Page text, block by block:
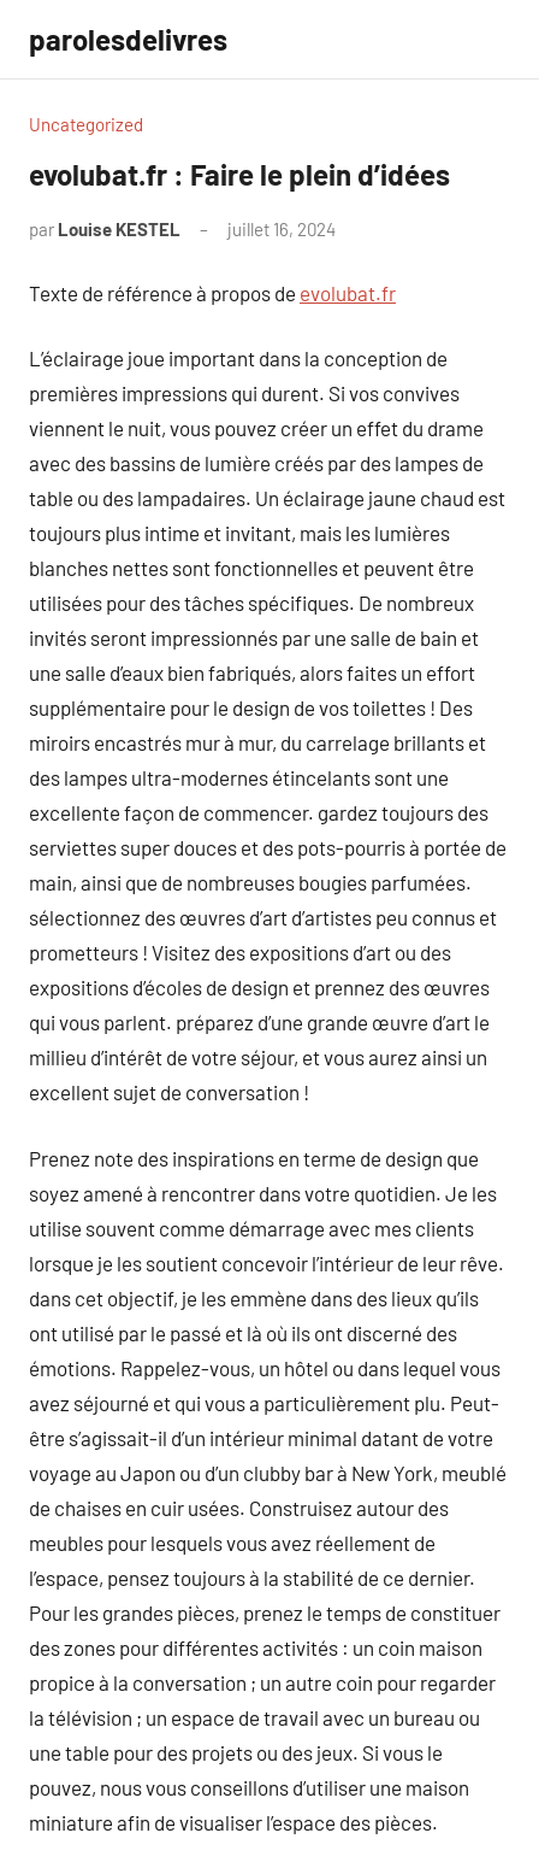
contenu
parolesdelivres
Uncategorized
evolubat.fr : Faire le plein d’idées
par Louise KESTEL juillet 16, 2024
Texte de référence à propos de evolubat.fr
L’éclairage joue important dans la conception de
premières impressions qui durent. Si vos convives
viennent le nuit, vous pouvez créer un effet du drame
avec des bassins de lumière créés par des lampes de
table ou des lampadaires. Un éclairage jaune chaud est
toujours plus intime et invitant, mais les lumières
blanches nettes sont fonctionnelles et peuvent être
utilisées pour des tâches spécifiques. De nombreux
invités seront impressionnés par une salle de bain et
une salle d’eaux bien fabriqués, alors faites un effort
supplémentaire pour le design de vos toilettes ! Des
miroirs encastrés mur à mur, du carrelage brillants et
des lampes ultra-modernes étincelants sont une
excellente façon de commencer. gardez toujours des
serviettes super douces et des pots-pourris à portée de
main, ainsi que de nombreuses bougies parfumées.
sélectionnez des œuvres d’art d’artistes peu connus et
prometteurs ! Visitez des expositions d’art ou des
expositions d’écoles de design et prennez des œuvres
qui vous parlent. préparez d’une grande œuvre d’art le
millieu d’intérêt de votre séjour, et vous aurez ainsi un
excellent sujet de conversation !
Prenez note des inspirations en terme de design que
soyez amené à rencontrer dans votre quotidien. Je les
utilise souvent comme démarrage avec mes clients
lorsque je les soutient concevoir l’intérieur de leur rêve.
dans cet objectif, je les emmène dans des lieux qu’ils
ont utilisé par le passé et là où ils ont discerné des
émotions. Rappelez-vous, un hôtel ou dans lequel vous
avez séjourné et qui vous a particulièrement plu. Peut-
être s’agissait-il d’un intérieur minimal datant de votre
voyage au Japon ou d’un clubby bar à New York, meublé
de chaises en cuir usées. Construisez autour des
meubles pour lesquels vous avez réellement de
l’espace, pensez toujours à la stabilité de ce dernier.
Pour les grandes pièces, prenez le temps de constituer
des zones pour différentes activités : un coin maison
propice à la conversation ; un autre coin pour regarder
la télévision ; un espace de travail avec un bureau ou
une table pour des projets ou des jeux. Si vous le
pouvez, nous vous conseillons d’utiliser une maison
miniature afin de visualiser l’espace des pièces.